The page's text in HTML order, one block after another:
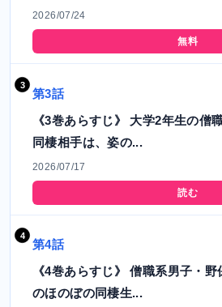
2026/07/24
無料
第3話
《3巻あらすじ》 大学2年生の僧
同棲相手は、姿の...
2026/07/17
読む
第4話
《4巻あらすじ》 僧職系男子・
のほのぼの同棲生...